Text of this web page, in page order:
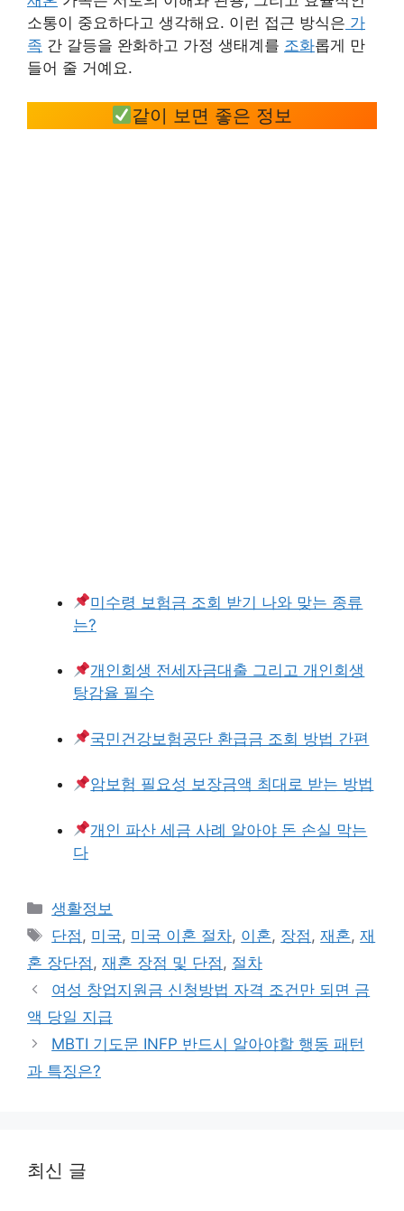
소통이 중요하다고 생각해요. 이런 접근 방식은 가
족 간 갈등을 완화하고 가정 생태계를 조화롭게 만
들어 줄 거예요.
같이 보면 좋은 정보
미수령 보험금 조회 받기 나와 맞는 종류
는?
개인회생 전세자금대출 그리고 개인회생
탕감율 필수
국민건강보험공단 환급금 조회 방법 간편
암보험 필요성 보장금액 최대로 받는 방법
개인 파산 세금 사례 알아야 돈 손실 막는
다
카
테
리
생활정보
태
그
단점 , 미국, 미국 이혼 절차, 이혼, 장점 ,재혼,재
혼 장단점 , 재혼 장점 및 단점 , 절차
여성 창업지원금 신청방법 자격 조건만 되면 금
액 당일 지급
MBTI 기도문 INFP 반드시 알아야할 행동 패턴
과 특징은?
최신 글